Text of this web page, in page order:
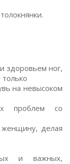
здоровьем ног,
на невысоком
проблем со
женщину, делая
и важных,